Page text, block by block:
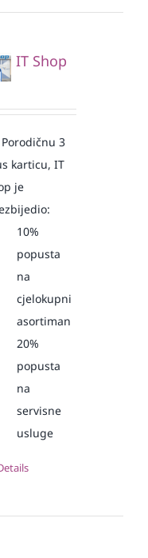
IT Shop
Porodičnu 3
karticu, IT
je
10%
popusta
na
cjelokupni
asortiman
20%
popusta
na
servisne
usluge